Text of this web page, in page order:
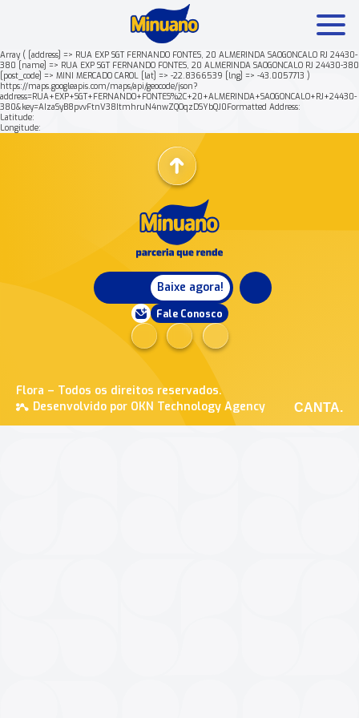
Array ( [address] => RUA EXP SGT FERNANDO FONTES, 20 ALMERINDA SAOGONCALO RJ 24430-
380 [name] => RUA EXP SGT FERNANDO FONTES, 20 ALMERINDA SAOGONCALO RJ 24430-380
[post_code] => MINI MERCADO CAROL [lat] => -22.8366539 [lng] => -43.0057713 )
https://maps.googleapis.com/maps/api/geocode/json?
address=RUA+EXP+SGT+FERNANDO+FONTES%2C+20+ALMERINDA+SAOGONCALO+RJ+24430-
380&key=AIzaSyB8pvvFtnV38ItmhruN4nwZQOqzDSYbQJ0Formatted Address:
Latitude:
Longitude:
Baixe agora!
Fale Conosco
Flora – Todos os direitos reservados.
Desenvolvido por OKN Technology Agency
CANTA.
Mais buscados: Produtos Minuano Rende +
Nossa história